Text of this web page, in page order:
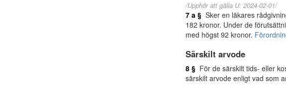
/Upphör att gälla U: 2024-02-01/
7 a § Sker en läkares
182 kronor. Under de
med högst 92 kronor.
Särskilt arvode
8 § För de särskilt tids- eller
särskilt arvode enligt vad som